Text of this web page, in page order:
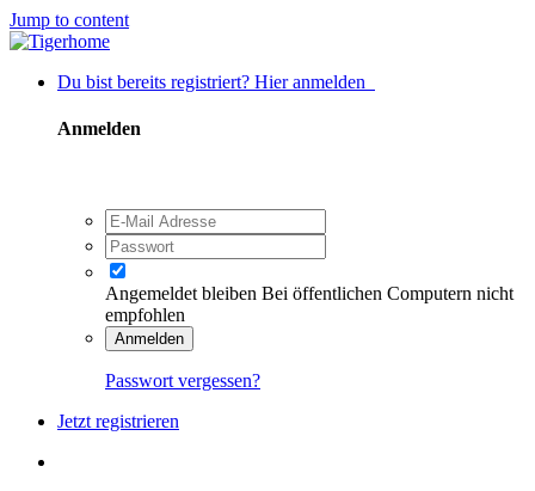
Jump to content
Du bist bereits registriert? Hier anmelden
Anmelden
Angemeldet bleiben Bei öffentlichen Computern nicht
empfohlen
Anmelden
Passwort vergessen?
Jetzt registrieren